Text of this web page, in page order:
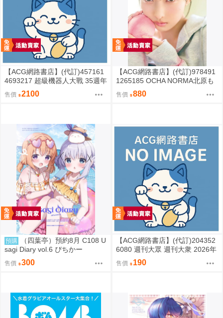
【ACG網路書店】(代訂)457161
4693217 超級機器人大戰 35週年
紀念 JAM Project 主題歌完整專
輯 通常盤
售價 2100
【ACG網路書店】(代訂)978491
1265185 OCHA NORMA北原も
も 寫真集「もももてぃーん。」
售價 880
預購
（四葉亭）預約8月 C108 U
sagi Diary vol.6 ぴちかー
售價 300
【ACG網路書店】(代訂)204352
6080 週刊大眾 週刊大衆 2026年
8月31日號 附:海報
售價 190